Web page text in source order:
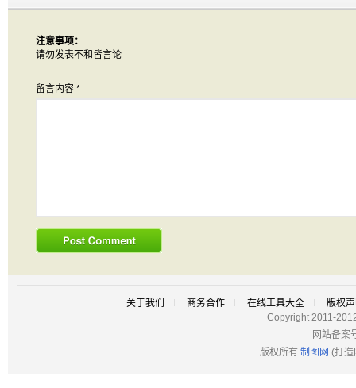
注意事项：
请勿发表不和皆言论
留言内容 *
关于我们 商务合作 在线工具大全
版权
Copyright 2011-
网站备案
版权所有 制图网 (打造